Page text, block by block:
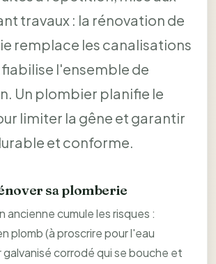
travaux : la rénovation de
remplace les canalisations
l'ensemble de
Un plombier planifie le
limiter la gêne et garantir
et conforme.
sa plomberie
ancienne cumule les risques :
plomb (à proscrire pour l'eau
corrodé qui se bouche et